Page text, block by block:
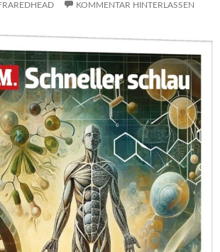
KOMMENTAR HINTERLASSEN